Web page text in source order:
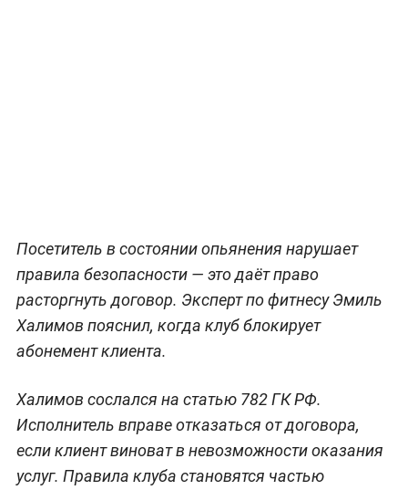
Посетитель в состоянии опьянения нарушает
правила безопасности — это даёт право
расторгнуть договор. Эксперт по фитнесу Эмиль
Халимов пояснил, когда клуб блокирует
абонемент клиента.
Халимов сослался на статью 782 ГК РФ.
Исполнитель вправе отказаться от договора,
если клиент виноват в невозможности оказания
услуг. Правила клуба становятся частью